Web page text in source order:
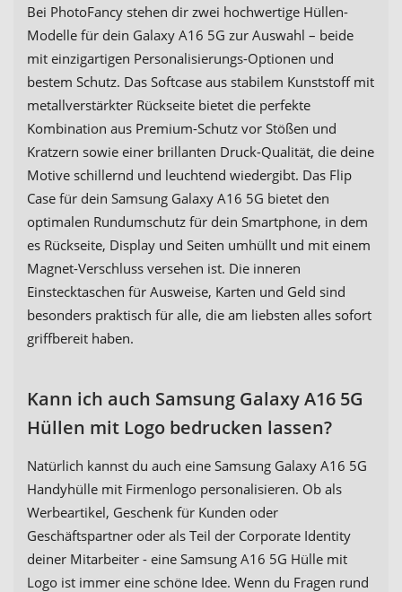
Bei PhotoFancy stehen dir zwei hochwertige Hüllen-
Modelle für dein Galaxy A16 5G zur Auswahl – beide
mit einzigartigen Personalisierungs-Optionen und
bestem Schutz. Das Softcase aus stabilem Kunststoff mit
metallverstärkter Rückseite bietet die perfekte
Kombination aus Premium-Schutz vor Stößen und
Kratzern sowie einer brillanten Druck-Qualität, die deine
Motive schillernd und leuchtend wiedergibt. Das Flip
Case für dein Samsung Galaxy A16 5G bietet den
optimalen Rundumschutz für dein Smartphone, in dem
es Rückseite, Display und Seiten umhüllt und mit einem
Magnet-Verschluss versehen ist. Die inneren
Einstecktaschen für Ausweise, Karten und Geld sind
besonders praktisch für alle, die am liebsten alles sofort
griffbereit haben.
Kann ich auch Samsung Galaxy A16 5G
Hüllen mit Logo bedrucken lassen?
Natürlich kannst du auch eine Samsung Galaxy A16 5G
Handyhülle mit Firmenlogo personalisieren. Ob als
Werbeartikel, Geschenk für Kunden oder
Geschäftspartner oder als Teil der Corporate Identity
deiner Mitarbeiter - eine Samsung A16 5G Hülle mit
Logo ist immer eine schöne Idee. Wenn du Fragen rund